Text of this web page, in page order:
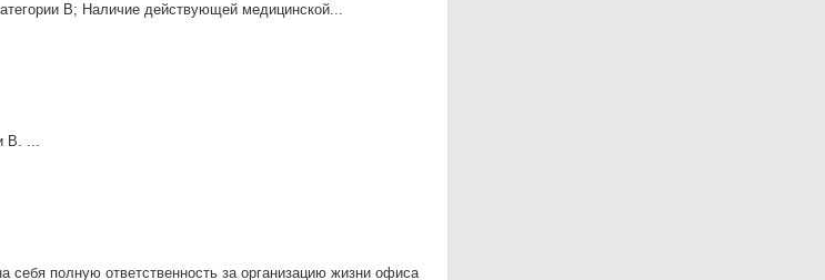
В; Наличие действующей медицинской...
В. ...
полную ответственность за организацию жизни офиса